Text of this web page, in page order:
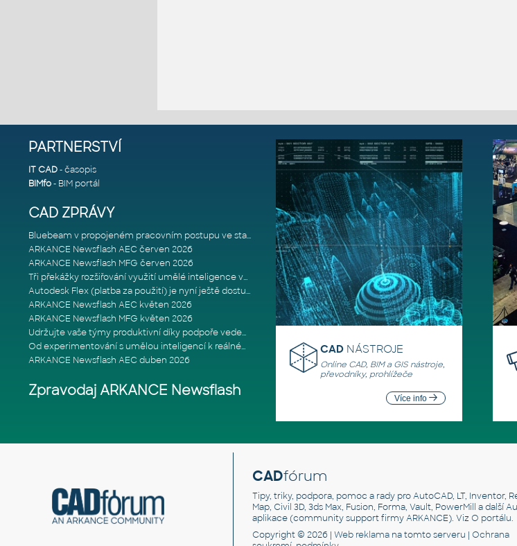
PARTNERSTVÍ
IT CAD- časopis
BIMfo- BIM portál
CAD ZPRÁVY
Bluebeam v propojeném pracovním postupu ve stavebnictví: Proč je int
ARKANCE Newsflash AEC červen 2026
ARKANCE Newsflash MFG červen 2026
Tři překážky rozšiřování využití umělé inteligence ve stavebním prům
Autodesk Flex (platba za použití) je nyní ještě dostupnější
ARKANCE Newsflash AEC květen 2026
ARKANCE Newsflash MFG květen 2026
Udržujte vaše týmy produktivní díky podpoře vedené odborníky
Od experimentování s umělou inteligencí k reálnému dopadu na podniká
ARKANCE Newsflash AEC duben 2026
Zpravodaj ARKANCE Newsflash
CAD NÁSTROJE
Online CAD, BIM a GIS nástroje,
převodníky, prohlížeče
Více info
CADfórum
Tipy, triky, podpora, pomoc a rady pro AutoCAD, LT, Inventor,
Map, Civil 3D, 3ds Max, Fusion, Forma, Vault, PowerMill a další
aplikace (community support firmy ARKANCE). Viz O portálu.
Copyright © 2026 | Web reklamana tomto serveru | Ochrana